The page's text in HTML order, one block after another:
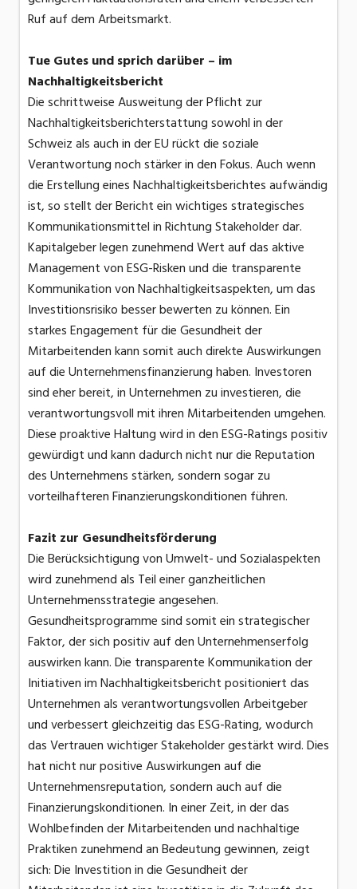
Ruf auf dem Arbeitsmarkt.
Tue Gutes und sprich darüber – im
Nachhaltigkeitsbericht
Die schrittweise Ausweitung der Pflicht zur
Nachhaltigkeitsberichterstattung sowohl in der
Schweiz als auch in der EU rückt die soziale
Verantwortung noch stärker in den Fokus. Auch wenn
die Erstellung eines Nachhaltigkeitsberichtes aufwändig
ist, so stellt der Bericht ein wichtiges strategisches
Kommunikationsmittel in Richtung Stakeholder dar.
Kapitalgeber legen zunehmend Wert auf das aktive
Management von ESG-Risken und die transparente
Kommunikation von Nachhaltigkeitsaspekten, um das
Investitionsrisiko besser bewerten zu können. Ein
starkes Engagement für die Gesundheit der
Mitarbeitenden kann somit auch direkte Auswirkungen
auf die Unternehmensfinanzierung haben. Investoren
sind eher bereit, in Unternehmen zu investieren, die
verantwortungsvoll mit ihren Mitarbeitenden umgehen.
Diese proaktive Haltung wird in den ESG-Ratings positiv
gewürdigt und kann dadurch nicht nur die Reputation
des Unternehmens stärken, sondern sogar zu
vorteilhafteren Finanzierungskonditionen führen.
Fazit zur Gesundheitsförderung
Die Berücksichtigung von Umwelt- und Sozialaspekten
wird zunehmend als Teil einer ganzheitlichen
Unternehmensstrategie angesehen.
Gesundheitsprogramme sind somit ein strategischer
Faktor, der sich positiv auf den Unternehmenserfolg
auswirken kann. Die transparente Kommunikation der
Initiativen im Nachhaltigkeitsbericht positioniert das
Unternehmen als verantwortungsvollen Arbeitgeber
und verbessert gleichzeitig das ESG-Rating, wodurch
das Vertrauen wichtiger Stakeholder gestärkt wird. Dies
hat nicht nur positive Auswirkungen auf die
Unternehmensreputation, sondern auch auf die
Finanzierungskonditionen. In einer Zeit, in der das
Wohlbefinden der Mitarbeitenden und nachhaltige
Praktiken zunehmend an Bedeutung gewinnen, zeigt
sich: Die Investition in die Gesundheit der